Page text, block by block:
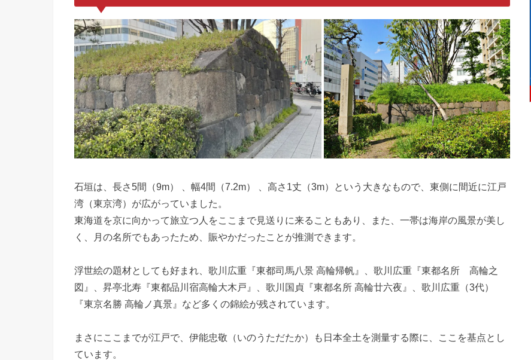
石垣は、長さ5間（9m） 、幅4間（7.2m） 、高さ1丈（3m）という大きなもので、東側に間近に江戸
湾（東京湾）が広がっていました。
東海道を京に向かって旅立つ人をここまで見送りに来ることもあり、また、一帯は海岸の風景が美し
く、月の名所でもあったため、賑やかだったことが推測できます。
浮世絵の題材としても好まれ、歌川広重『東都司馬八景 高輪帰帆』、歌川広重『東都名所 高輪之
図』、昇亭北寿『東都品川宿高輪大木戸』、歌川国貞『東都名所 高輪廿六夜』、歌川広重（3代）
『東京名勝 高輪ノ真景』など多くの錦絵が残されています。
まさにここまでが江戸で、伊能忠敬（いのうただたか）も日本全土を測量する際に、ここを基点とし
ています。